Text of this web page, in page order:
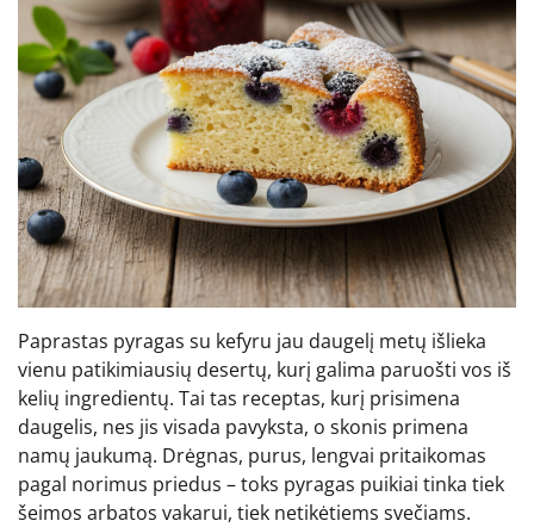
Paprastas pyragas su kefyru jau daugelį metų išlieka
vienu patikimiausių desertų, kurį galima paruošti vos iš
kelių ingredientų. Tai tas receptas, kurį prisimena
daugelis, nes jis visada pavyksta, o skonis primena
namų jaukumą. Drėgnas, purus, lengvai pritaikomas
pagal norimus priedus – toks pyragas puikiai tinka tiek
šeimos arbatos vakarui, tiek netikėtiems svečiams.